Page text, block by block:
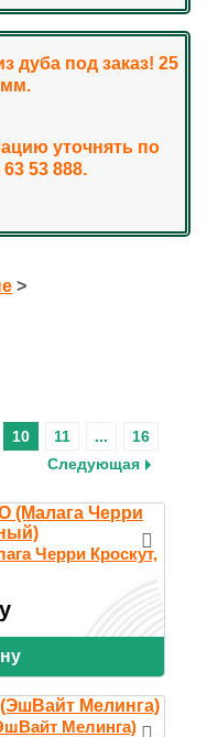
дуба под заказ! 25
уточнять по
53 888.
>
10 11 ...
16
Следующая
Черри Кроскут,
Мелинга)